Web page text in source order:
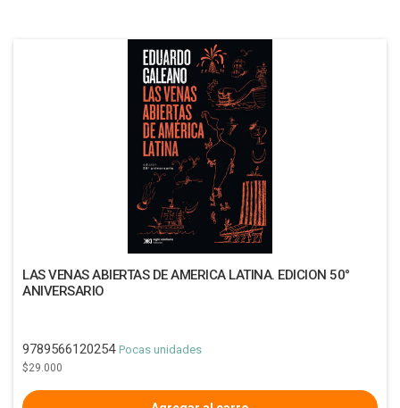
LAS VENAS ABIERTAS DE AMERICA LATINA. EDICION 50°
ANIVERSARIO
9789566120254 Pocas unidades
$29.000